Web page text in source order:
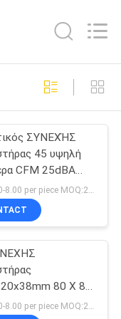
81
35
ΣΥΝΕΧΉΣ
45 υψηλή
CFM 25dBA
θορύβου
USD1.00-8.00 per piece MOQ:2000 pcs
80 X 80
για τη